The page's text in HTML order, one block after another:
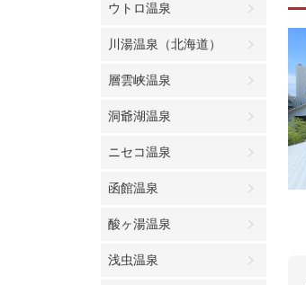
ウトロ温泉
川湯温泉（北海道）
層雲峡温泉
洞爺湖温泉
ニセコ温泉
函館温泉
酸ヶ湯温泉
浅虫温泉